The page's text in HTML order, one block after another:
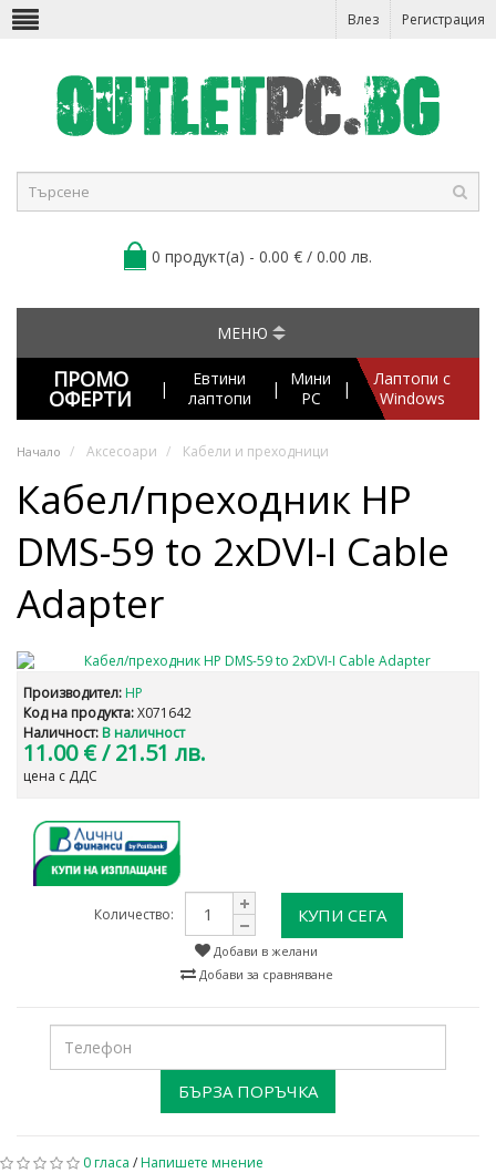
Влез Регистрация
0 продукт(а) - 0.00 € / 0.00 лв.
МЕНЮ
ПРОМО
ОФЕРТИ |
Евтини
лаптопи
|
Мини
PC
|
Лаптопи с
Windows
Начало Аксесоари Кабели и преходници
Кабел/преходник HP
DMS-59 to 2xDVI-I Cable
Adapter
Производител: HP
Код на продукта:X071642
Наличност: В наличност
11.00 €/ 21.51 лв.
цена с ДДС
Количество: КУПИ СЕГА
Добави в желани
Добави за сравняване
БЪРЗА ПОРЪЧКА
0 гласа /Напишете мнение